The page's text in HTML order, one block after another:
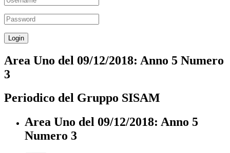
Area Uno del 09/12/2018: Anno 5 Numero
3
Periodico del Gruppo SISAM
Area Uno del 09/12/2018: Anno 5
Numero 3